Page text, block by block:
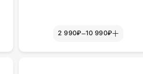
2 990₽–10 990₽